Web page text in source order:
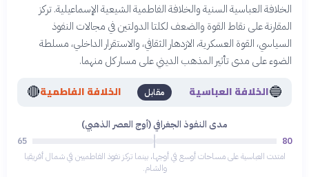
الخلافة العباسية السنية والخلافة الفاطمية الشيعية الإسماعيلية. تركز
المقارنة على نقاط القوة والضعف لكلتا الدولتين في مجالات النفوذ
السياسي، القوة العسكرية، الازدهار الثقافي، والاستقرار الداخلي، مسلطة
الضوء على مدى تأثير المذهب الديني على مسار كل منهما.
🔵الخلافة العباسية مقابل الخلافة الفاطمية🔴
مدى النفوذ الجغرافي (أوج العصر الذهبي)
80
65
امتدت العباسية على مساحات أوسع في أوجها، بينما تركز نفوذ الفاطميين في شمال أفريقيا
والشام.